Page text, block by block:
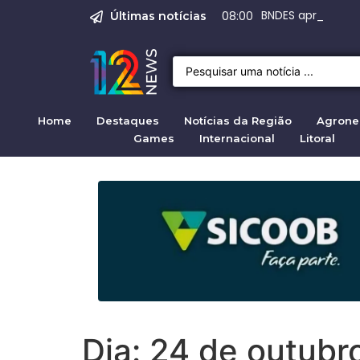
Últimas notícias 08:00 BNDES aprova
Justiça de SP
Emprego em
Empregos em
Crise migratória
Home Destaques Notícias da Região
Games
Internacional Litoral
Dia: 24 de